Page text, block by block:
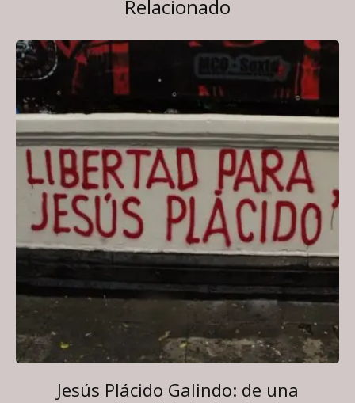
Relacionado
Jesús Plácido Galindo: de una